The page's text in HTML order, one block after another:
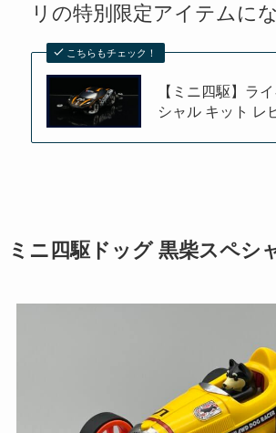
リの特別限定アイテムに
こちらもチェック！
【ミニ四駆】ラ
シャル キット レ
ミニ四駆ドッグ 黒柴スペシ